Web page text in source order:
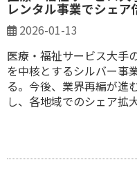
レンタル事業でシェア
2026-01-13
医療・福祉サービス大手
を中核とするシルバー事
る。今後、業界再編が進
し、各地域でのシェア拡